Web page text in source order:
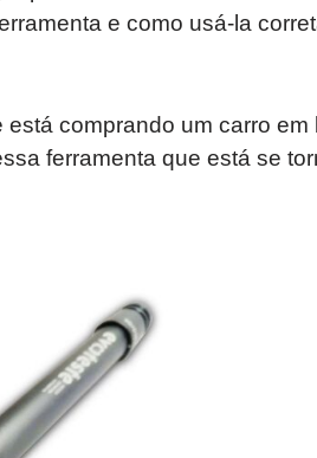
e como usá-la
comprando um carro em
ferramenta que está se